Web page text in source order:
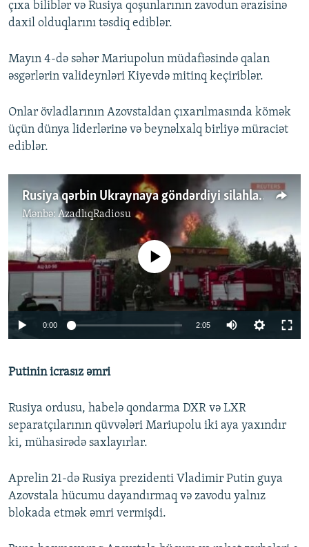
çıxa biliblər və Rusiya qoşunlarının zavodun ərazisinə
daxil olduqlarını təsdiq ediblər.
Mayın 4-də səhər Mariupolun müdafiəsində qalan
əsgərlərin valideynləri Kiyevdə mitinq keçiriblər.
Onlar övladlarının Azovstaldan çıxarılmasında kömək
üçün dünya liderlərinə və beynəlxalq birliyə müraciət
ediblər.
Rusiya qərbin Ukraynaya göndərdiyi silahları yolda vurmaqla hədələyir
Mənbə: AzadlıqRadiosu
720p 1080p
No media source currently available
0:00 2:05
Putinin icrasız əmri
Rusiya ordusu, habelə qondarma DXR və LXR
separatçılarının qüvvələri Mariupolu iki aya yaxındır
ki, mühasirədə saxlayırlar.
Aprelin 21-də Rusiya prezidenti Vladimir Putin guya
Azovstala hücumu dayandırmaq və zavodu yalnız
blokada etmək əmri vermişdi.